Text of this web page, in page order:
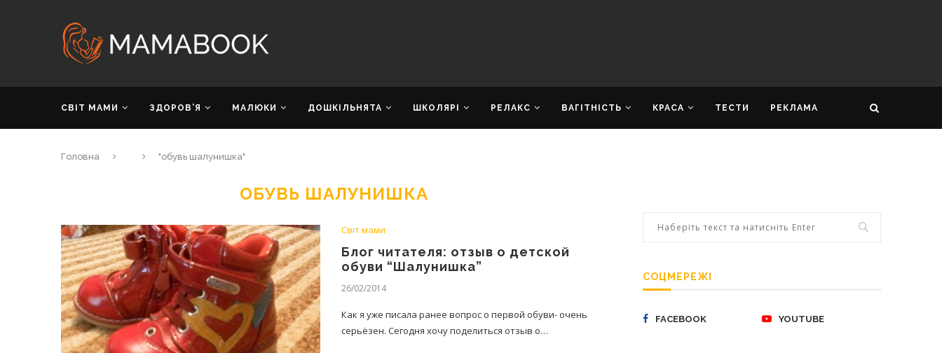
СВІТ МАМИ ЗДОРОВ’Я МАЛЮКИ ДОШКІЛЬНЯТА ШКОЛЯРІ РЕЛАКС ВАГІТНІСТЬ КРАСА ТЕСТИ РЕКЛАМА
Головна "обувь шалунишка"
ОБУВЬ ШАЛУНИШКА
Світ мами
Блог читателя: отзыв о детской
обуви “Шалунишка”
26/02/2014
Как я уже писала ранее вопрос о первой обуви- очень
серьёзен. Сегодня хочу поделиться отзыв о…
СОЦМЕРЕЖІ
FACEBOOK YOUTUBE